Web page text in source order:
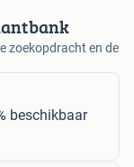
zoekopdracht en de
beschikbaar